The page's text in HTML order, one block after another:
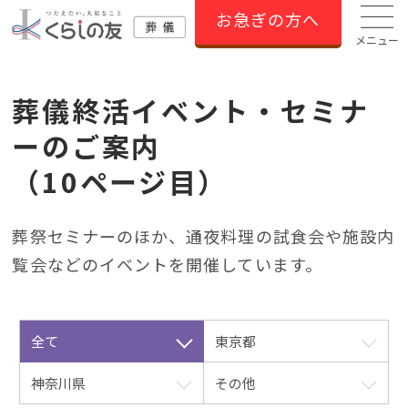
お急ぎの方へ
メニュー
葬儀終活イベント・セミナ
ーのご案内
（10ページ目）
葬祭セミナーのほか、通夜料理の試⾷会や施設内
覧会などのイベントを開催しています。
全て 東京都
神奈川県 その他